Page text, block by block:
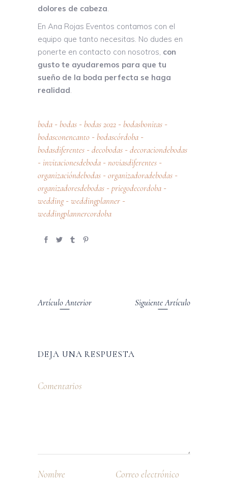
dolores de cabeza.
En Ana Rojas Eventos contamos con el
equipo que tanto necesitas. No dudes en
ponerte en contacto con nosotros, con
gusto te ayudaremos para que tu
sueño de la boda perfecta se haga
realidad.
boda - bodas - bodas 2022 - bodasbonitas -
bodasconencanto - bodascórdoba -
bodasdiferentes - decobodas - decoraciondebodas
- invitacionesdeboda - noviasdiferentes -
organizacióndebodas - organizadoradebodas -
organizadoresdebodas - priegodecordoba -
wedding- weddingplanner -
weddingplannercordoba
Artículo Anterior Siguiente Artículo
DEJA UNA RESPUESTA